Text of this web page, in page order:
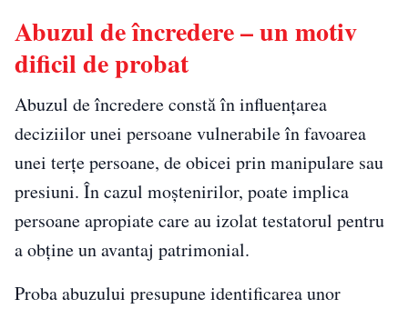
Abuzul de încredere – un motiv
dificil de probat
Abuzul de încredere constă în influențarea
deciziilor unei persoane vulnerabile în favoarea
unei terțe persoane, de obicei prin manipulare sau
presiuni. În cazul moștenirilor, poate implica
persoane apropiate care au izolat testatorul pentru
a obține un avantaj patrimonial.
Proba abuzului presupune identificarea unor